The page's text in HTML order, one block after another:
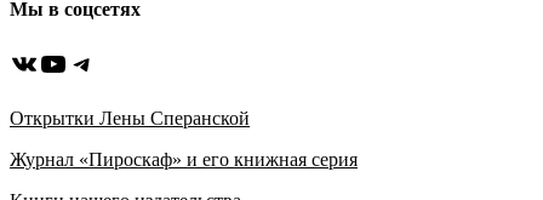
Мы в соцсетях
ВКонтакте
YouTube
Telegram
Открытки Лены Сперанской
Журнал «Пироскаф» и его книжная серия